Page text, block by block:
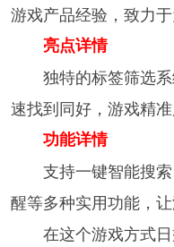
游戏产品经验，致力
亮点详情
独特的标签筛选
速找到同好，游戏精准
功能详情
支持一键智能搜
醒等多种实用功能，
在这个游戏方式